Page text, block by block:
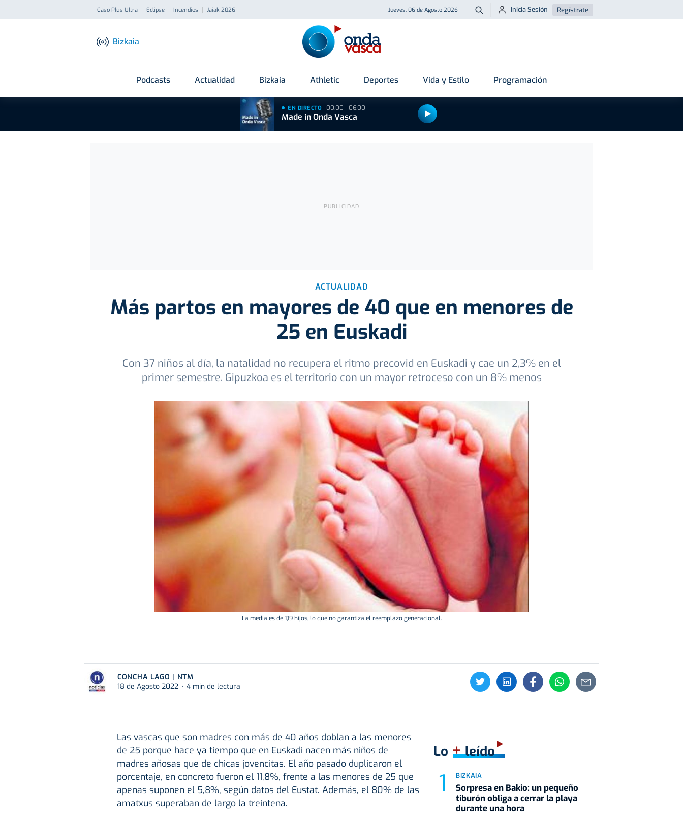
Caso Plus Ultra Eclipse Incendios Jaiak 2026 Jueves, 06 de Agosto 2026 Buscar
Inicia Sesión Regístrate
Bizkaia
Podcasts Actualidad Bizkaia Athletic Deportes Vida y Estilo Programación
EN DIRECTO 00:00 - 06:00
Made in Onda Vasca
ACTUALIDAD
Más partos en mayores de 40 que en menores de
25 en Euskadi
Con 37 niños al día, la natalidad no recupera el ritmo precovid en Euskadi y cae un 2,3% en el
primer semestre. Gipuzkoa es el territorio con un mayor retroceso con un 8% menos
La media es de 1,19 hijos, lo que no garantiza el reemplazo generacional.
CONCHA LAGO | NTM
18 de Agosto 2022
4 min de lectura
Las vascas que son madres con más de 40 años doblan a las menores
de 25 porque hace ya tiempo que en Euskadi nacen más niños de
madres añosas que de chicas jovencitas. El año pasado duplicaron el
porcentaje, en concreto fueron el 11,8%, frente a las menores de 25 que
apenas suponen el 5,8%, según datos del Eustat. Además, el 80% de las
amatxus superaban de largo la treintena.
Lo +leído
BIZKAIA
Sorpresa en Bakio: un pequeño
tiburón obliga a cerrar la playa
durante una hora